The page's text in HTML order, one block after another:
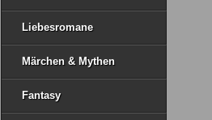
Liebesromane
Märchen & Mythen
Fantasy